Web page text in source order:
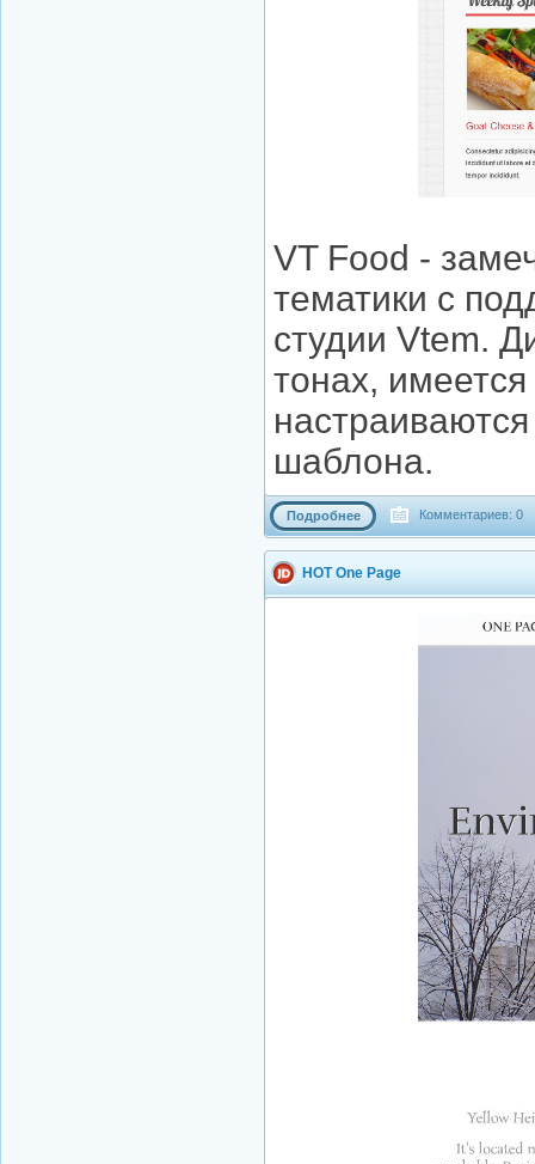
VT Food -
тематики с
студии Vtem.
тонах,
шаблона.
Подробнее Комментариев: 0
HOT One Page